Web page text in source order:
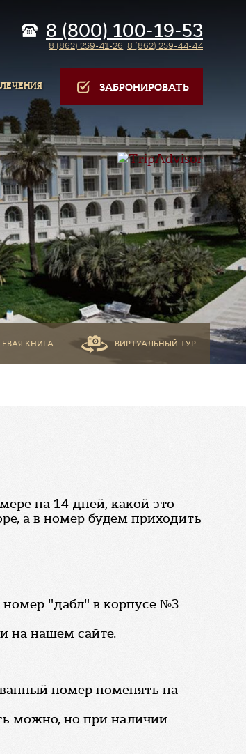
8 (800) 100-19-53
8 (862) 259-41-26, 8 (862) 259-44-44
ЗАБРОНИРОВАТЬ
КНИГА ВИРТУАЛЬНЫЙ ТУР
на 14 дней, какой это
а в номер будем приходить
"дабл" в корпусе №3
на нашем сайте.
номер поменять на
можно, но при наличии